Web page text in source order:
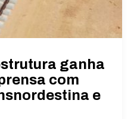
ganha
com
e